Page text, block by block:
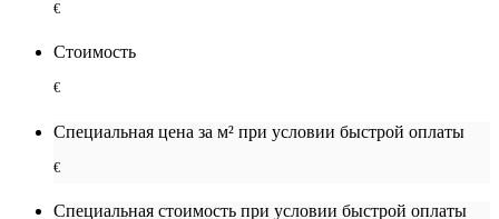
€
Стоимость
€
Специальная цена за м² при условии быстрой оплаты
€
Специальная cтоимость при условии быстрой оплаты